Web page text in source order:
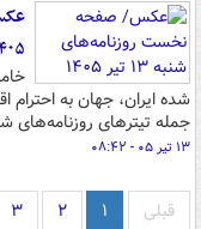
شده ایران، جهان به احترام
جمله تیترهای روزنامه‌های ‌شنبه ۱۳ تیر ۱۴۰۵
۱۳ تیر ۰۵ - ۰۸:۴۲
قبلی ۱ ۲ ۳